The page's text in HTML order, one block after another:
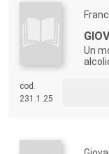
Un
cod.
231.1.25